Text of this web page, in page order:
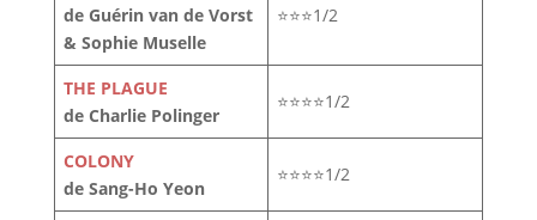
de Guérin van de Vorst
& Sophie Muselle
⭐⭐⭐1/2
THE PLAGUE
de Charlie Polinger
⭐⭐⭐⭐1/2
COLONY
de Sang-Ho Yeon
⭐⭐⭐⭐1/2